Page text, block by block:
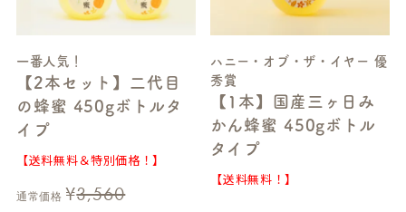
一番人気！
【2本セット】二代目
の蜂蜜 450gボトルタ
イプ
【送料無料＆特別価格！】
通常価格 ¥3,560
ハニー・オブ・ザ・イヤー 優
秀賞
【1本】国産三ヶ日み
かん蜂蜜 450gボトル
タイプ
【送料無料！】